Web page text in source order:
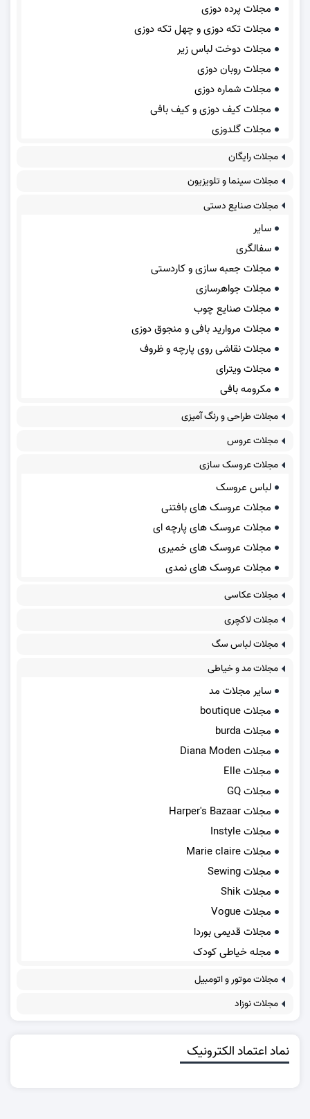
مجلات پرده دوزی
مجلات تکه دوزی و چهل تکه دوزی
مجلات دوخت لباس زیر
مجلات روبان دوزی
مجلات شماره دوزی
مجلات کیف دوزی و کیف بافی
مجلات گلدوزی
مجلات رایگان
مجلات سینما و تلویزیون
مجلات صنایع دستی
سایر
سفالگری
مجلات جعبه سازی و کاردستی
مجلات جواهرسازی
مجلات صنایع چوب
مجلات مروارید بافی و منجوق دوزی
مجلات نقاشی روی پارچه و ظروف
مجلات ویترای
مکرومه بافی
مجلات طراحی و رنگ آمیزی
مجلات عروس
مجلات عروسک سازی
لباس عروسک
مجلات عروسک های بافتنی
مجلات عروسک های پارچه ای
مجلات عروسک های خمیری
مجلات عروسک های نمدی
مجلات عکاسی
مجلات لاکچری
مجلات لباس سگ
مجلات مد و خیاطی
سایر مجلات مد
مجلات boutique
مجلات burda
مجلات Diana Moden
مجلات Elle
مجلات GQ
مجلات Harper's Bazaar
مجلات Instyle
مجلات Marie claire
مجلات Sewing
مجلات Shik
مجلات Vogue
مجلات قدیمی بوردا
مجله خیاطی کودک
مجلات موتور و اتومبیل
مجلات نوزاد
نماد اعتماد الکترونیک